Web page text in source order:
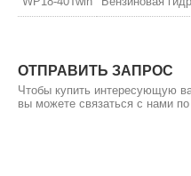
ОТПРАВИТЬ ЗАПРОС
Чтобы купить интересующую
вы можете связаться с нами